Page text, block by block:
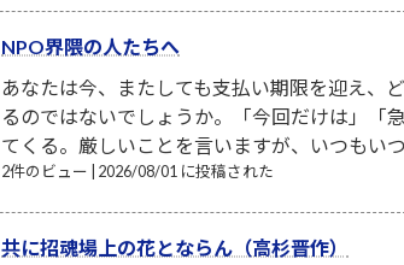
NPO界隈の人たちへ
あなたは今、またしても支払い期限を迎え、
るのではないでしょうか。「今回だけは」「
てくる。厳しいことを言いますが、いつもい
2件のビュー 2026/08/01 に投稿された
共に招魂場上の花とならん（高杉晋作）